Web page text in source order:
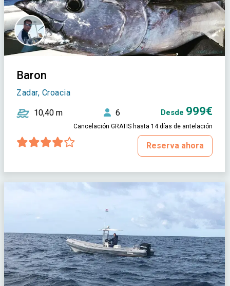
Baron
Zadar, Croacia
10,40 m 6 Desde 999€
Cancelación GRATIS hasta 14 días de antelación
Reserva ahora